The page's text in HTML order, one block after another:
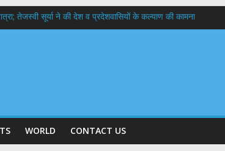
तेजस्वी सूर्या ने की देश व प्रदेशवासियों के कल्याण की कामना
के निर्देश पर सख्त कार्रवाई
WORLD CONTACT US